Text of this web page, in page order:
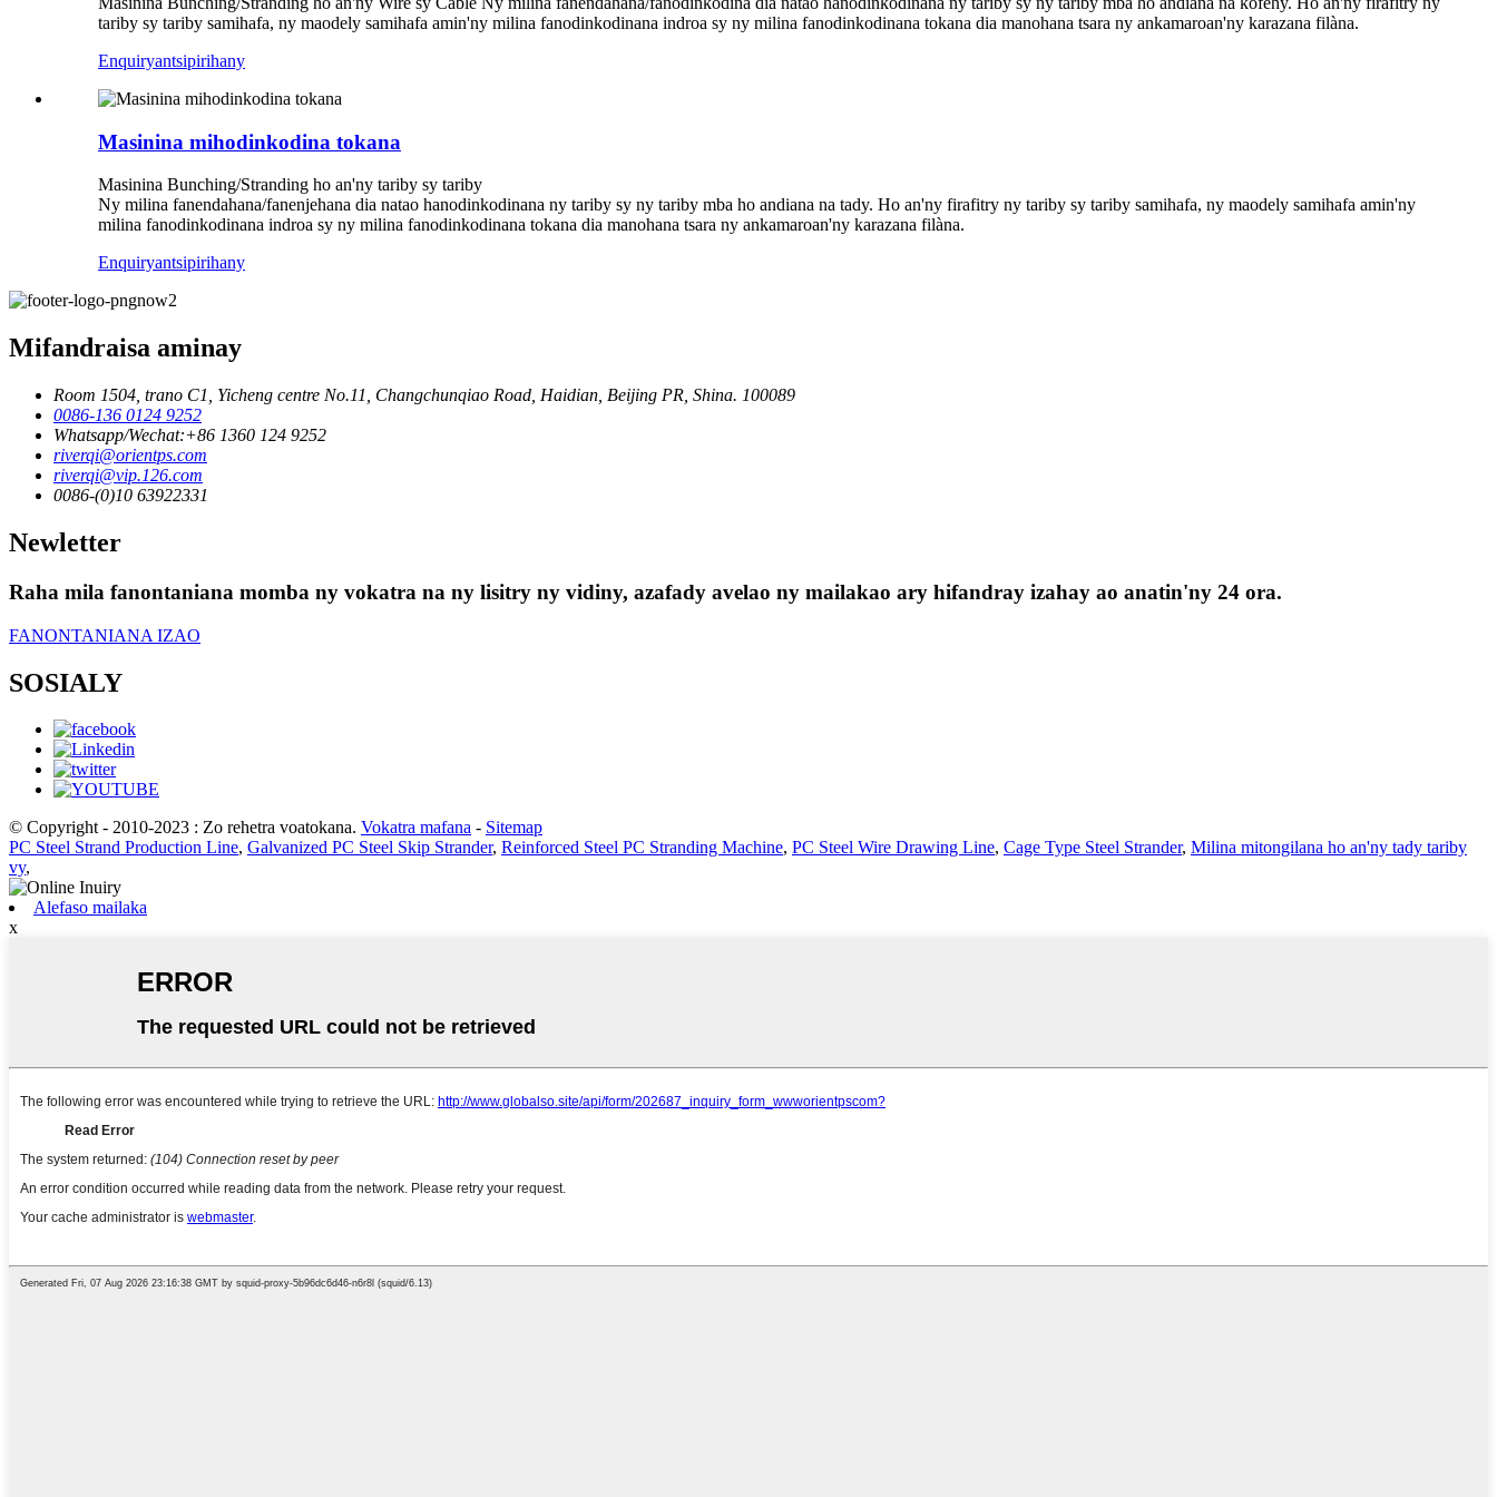
tariby sy tariby samihafa, ny maodely samihafa amin'ny milina fanodinkodinana indroa sy ny milina fanodinkodinana tokana dia manohana tsara ny ankamaroan'ny karazana filàna.
Enquiryantsipirihany
Masinina mihodinkodina tokana
Masinina Bunching/Stranding ho an'ny tariby sy tariby
Ny milina fanendahana/fanenjehana dia natao hanodinkodinana ny tariby sy ny tariby mba ho andiana na tady. Ho an'ny firafitry ny tariby sy tariby samihafa, ny maodely samihafa amin'ny
milina fanodinkodinana indroa sy ny milina fanodinkodinana tokana dia manohana tsara ny ankamaroan'ny karazana filàna.
Enquiryantsipirihany
Mifandraisa aminay
Room 1504, trano C1, Yicheng centre No.11, Changchunqiao Road, Haidian, Beijing PR, Shina. 100089
0086-136 0124 9252
Whatsapp/Wechat:+86 1360 124 9252
riverqi@orientps.com
riverqi@vip.126.com
0086-(0)10 63922331
Newletter
Raha mila fanontaniana momba ny vokatra na ny lisitry ny vidiny, azafady avelao ny mailakao ary hifandray izahay ao anatin'ny 24 ora.
FANONTANIANA IZAO
SOSIALY
© Copyright - 2010-2023 : Zo rehetra voatokana. Vokatra mafana - Sitemap
PC Steel Strand Production Line, Galvanized PC Steel Skip Strander, Reinforced Steel PC Stranding Machine, PC Steel Wire Drawing Line, Cage Type Steel Strander, Milina mitongilana ho an'ny tady tariby
vy,
Alefaso mailaka
x